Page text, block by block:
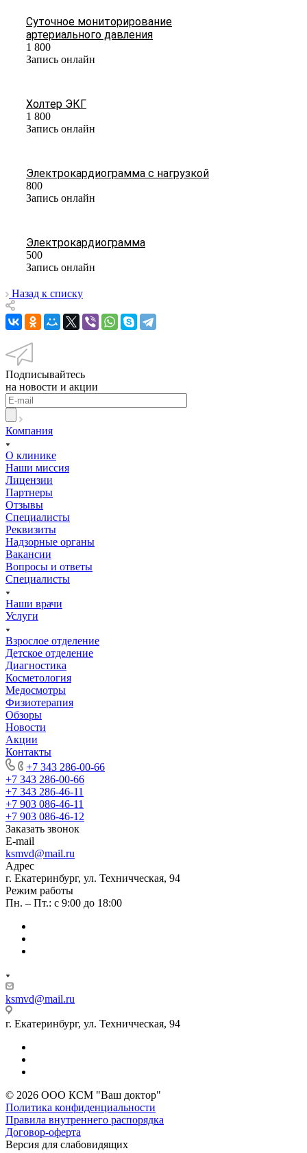
Суточное мониторирование
артериального давления
1 800
Запись онлайн
Холтер ЭКГ
1 800
Запись онлайн
Электрокардиограмма с нагрузкой
800
Запись онлайн
Электрокардиограмма
500
Запись онлайн
Назад к списку
Подписывайтесь
на новости и акции
Компания
О клинике
Наши миссия
Лицензии
Партнеры
Отзывы
Специалисты
Реквизиты
Надзорные органы
Вакансии
Вопросы и ответы
Специалисты
Наши врачи
Услуги
Взрослое отделение
Детское отделение
Диагностика
Косметология
Медосмотры
Физиотерапия
Обзоры
Новости
Акции
Контакты
+7 343 286-00-66
+7 343 286-00-66
+7 343 286-46-11
+7 903 086-46-11
+7 903 086-46-12
Заказать звонок
E-mail
ksmvd@mail.ru
Адрес
г. Екатеринбург, ул. Техничческая, 94
Режим работы
Пн. – Пт.: с 9:00 до 18:00
ksmvd@mail.ru
г. Екатеринбург, ул. Техничческая, 94
© 2026 ООО КСМ "Ваш доктор"
Политика конфиденциальности
Правила внутреннего распорядка
Договор-оферта
Версия для слабовидящих